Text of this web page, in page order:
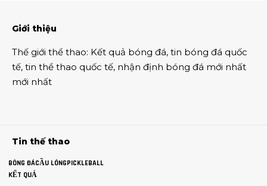
Giới thiệu
Thế giới thể thao: Kết quả bóng đá, tin bóng đá quốc
tế, tin thể thao quốc tế, nhận định bóng đá mới nhất
mới nhất
Tin thế thao
BÓNG ĐÁCẦU LÔNGPICKLEBALL
KẾT QUẢ